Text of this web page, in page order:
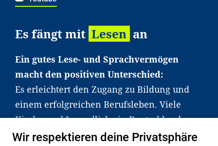
Es fängt mit Lesen an
Ein gutes Lese- und Sprachvermögen
macht den positiven Unterschied:
Es erleichtert den Zugang zu Bildung und
einem erfolgreichen Berufsleben. Viele
Kinder und Jugendliche in Deutschland
haben aber große Schwierigkeiten dabei.
Wir respektieren deine Privatsphäre